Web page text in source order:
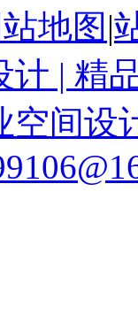
地图 |
计 | 精
空间设